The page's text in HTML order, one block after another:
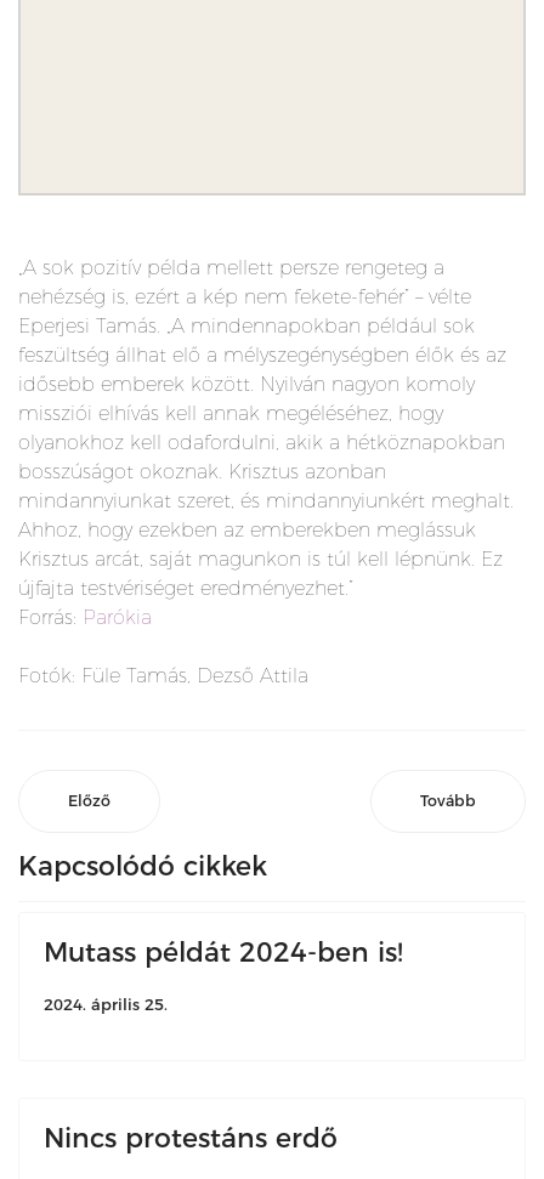
„A sok pozitív példa mellett persze rengeteg a
nehézség is, ezért a kép nem fekete-fehér” – vélte
Eperjesi Tamás. „A mindennapokban például sok
feszültség állhat elő a mélyszegénységben élők és az
idősebb emberek között. Nyilván nagyon komoly
missziói elhívás kell annak megéléséhez, hogy
olyanokhoz kell odafordulni, akik a hétköznapokban
bosszúságot okoznak. Krisztus azonban
mindannyiunkat szeret, és mindannyiunkért meghalt.
Ahhoz, hogy ezekben az emberekben meglássuk
Krisztus arcát, saját magunkon is túl kell lépnünk. Ez
újfajta testvériséget eredményezhet.”
Forrás: Parókia
Fotók: Füle Tamás, Dezső Attila
Előző Tovább
Kapcsolódó cikkek
Mutass példát 2024-ben is!
2024. április 25.
Nincs protestáns erdő